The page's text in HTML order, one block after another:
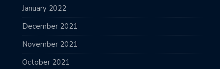
January 2022
December 2021
November 2021
October 2021